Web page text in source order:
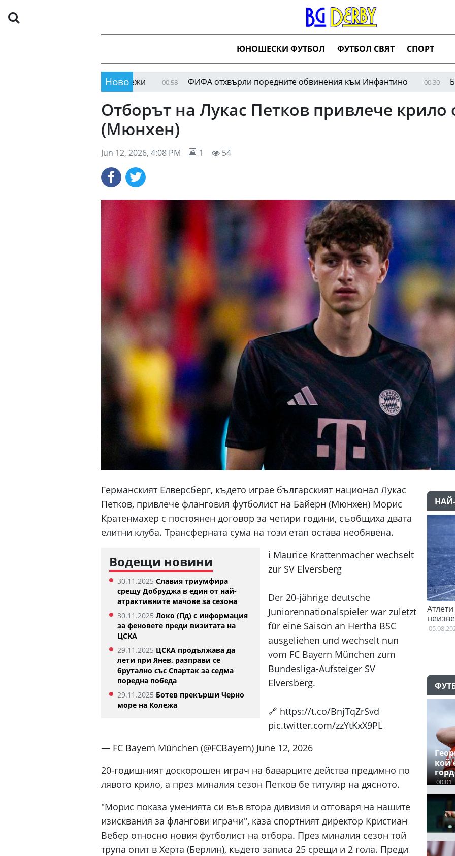
ЮНОШЕСКИ ФУТБОЛ ФУТБОЛ СВЯТ СПОРТ
Ново00:58 ФИФА отхвърли поредните обвинения към Инфантино 00:30 Барселона
Отборът на Лукас Петков привлече крило
(Мюнхен)
Jun 12, 2026, 4:08 PM 1 54
Германският Елверсберг, където играе българският национал Лукас
Петков, привлече фланговия футболист на Байерн (Мюнхен) Морис
Кратенмахер с постоянен договор за четири години, съобщиха двата
елитни клуба. Трансферната сума на този етап остава необявена.
Водещи новини
30.11.2025 Славия триумфира
срещу Добруджа в един от най-
атрактивните мачове за сезона
30.11.2025 Локо (Пд) с информация
за феновете преди визитата на
ЦСКА
29.11.2025 ЦСКА продължава да
лети при Янев, разправи се
брутално със Спартак за седма
поредна победа
29.11.2025 Ботев прекърши Черно
море на Колежа
ℹ️ Maurice Krattenmacher wechselt
zur SV Elversberg
Der 20-jährige deutsche
Juniorennationalspieler war zuletzt
für eine Saison an Hertha BSC
ausgeliehen und wechselt nun
vom FC Bayern München zum
Bundesliga-Aufsteiger SV
Elversberg.
🔗 https://t.co/BnjTqZrSvd
pic.twitter.com/zzYtKxX9PL
— FC Bayern München (@FCBayern) June 12, 2026
20-годишният доскорошен играч на баварците действа предимно по
лявото крило, а през миналия сезон Петков бе титуляр на дясното.
"Морис показа уменията си във втора дивизия и отговаря на нашите
изисквания за флангови играчи", каза спортният директор Кристиан
Вебер относно новия футболист на отбора. През миналия сезон той
трупа опит в Херта (Берлин), където записа 25 срещи и 2 гола. Преди
Тотнъм започна преговори с Гакпо
05.08.2026
Атлети от Пакистан и Уганда са в
неизвестност след Игрите на
Британската общност
05.08.2026
кой
00:01